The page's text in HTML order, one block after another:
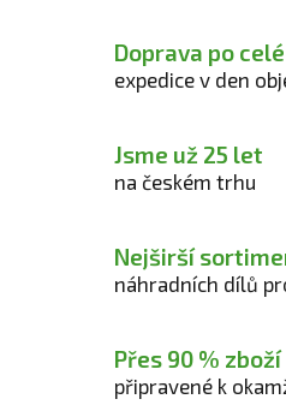
c
í
p
ý
p
u
Doprava po celé
expedice v den
Jsme už 25 let
na českém trhu
Nejširší
náhradních dílů
Přes 90 %
připravené k